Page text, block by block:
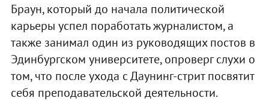
Браун, который до начала политической
карьеры успел поработать журналистом, а
также занимал один из руководящих постов в
Эдинбургском университете, опроверг слухи о
том, что после ухода с Даунинг-стрит посвятит
себя преподавательской деятельности.